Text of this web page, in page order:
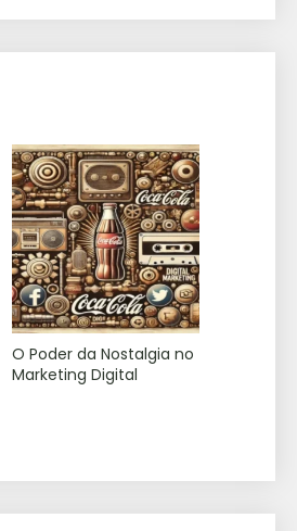
O Poder da Nostalgia no
Marketing Digital